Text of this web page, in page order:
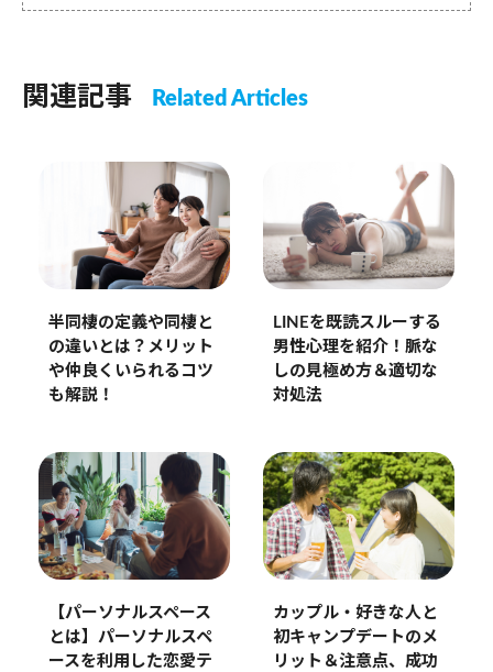
関連記事 Related Articles
半同棲の定義や同棲と
の違いとは？メリット
や仲良くいられるコツ
も解説！
LINEを既読スルーする
男性心理を紹介！脈な
しの見極め方＆適切な
対処法
【パーソナルスペース
とは】パーソナルスペ
ースを利用した恋愛テ
カップル・好きな人と
初キャンプデートのメ
リット＆注意点、成功